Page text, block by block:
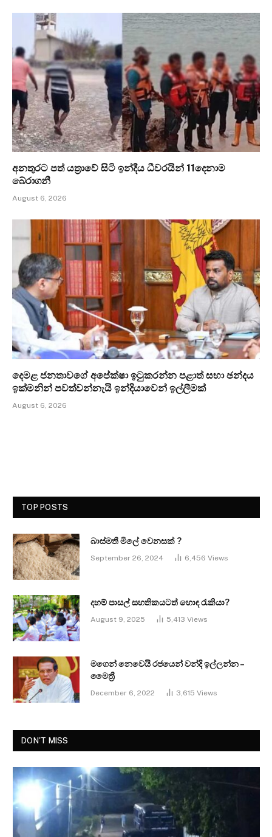
අනතුරට පත් යත්‍රාවේ සිටි ඉන්දීය ධීවරයින් 11දෙනාම
බේරාගනී
August 6, 2026
දෙමළ ජනතාවගේ අපේක්ෂා ඉටුකරන්න පළාත් සභා ඡන්දය
ඉක්මනින් පවත්වන්නැයි ඉන්දියාවෙන් ඉල්ලීමක්
August 6, 2026
TOP POSTS
බාස්මතී මිලේ වෙනසක් ?
September 26, 2024 6,456 Views
දහම් පාසල් සහතිකයටත් හොඳ රැකියා?
August 9, 2025 5,413 Views
මගෙන් නෙවෙයි රජයෙන් වන්දි ඉල්ලන්න –
මෛත්‍රී
December 6, 2022 3,615 Views
DON'T MISS